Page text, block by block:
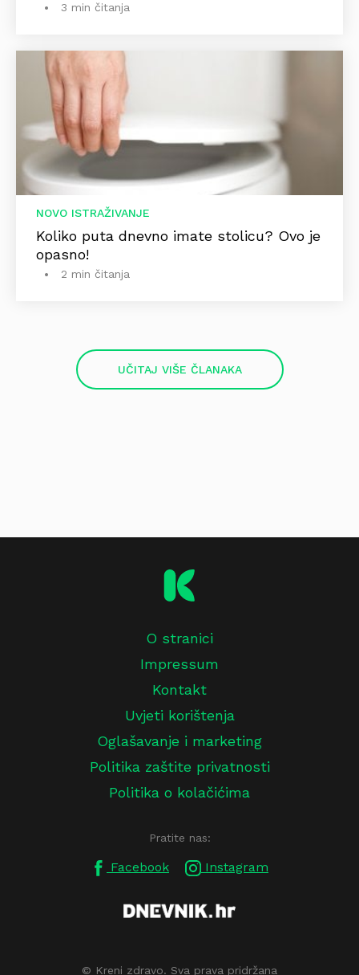
3 min čitanja
NOVO ISTRAŽIVANJE
Koliko puta dnevno imate stolicu? Ovo je
opasno!
2 min čitanja
UČITAJ VIŠE ČLANAKA
O stranici
Impressum
Kontakt
Uvjeti korištenja
Oglašavanje i marketing
Politika zaštite privatnosti
Politika o kolačićima
Pratite nas:
Facebook Instagram
© Kreni zdravo. Sva prava pridržana